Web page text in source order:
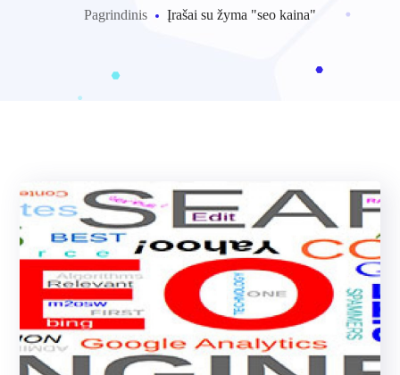
Pagrindinis Įrašai su žyma "seo kaina"